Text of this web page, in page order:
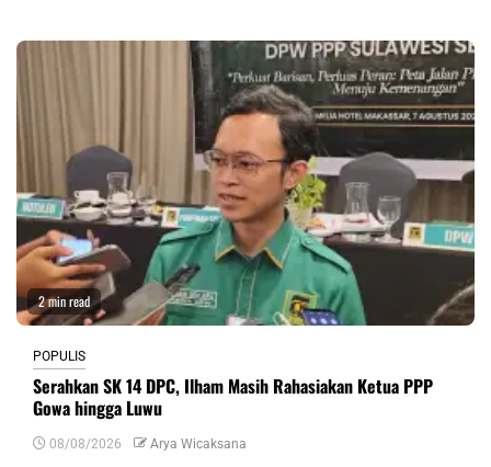
2 min read
POPULIS
Serahkan SK 14 DPC, Ilham Masih Rahasiakan Ketua PPP
Gowa hingga Luwu
08/08/2026 Arya Wicaksana